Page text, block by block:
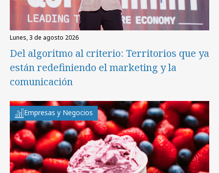
lunes, 3 de agosto 2026
Del algoritmo al criterio: Territorios que ya
están redefiniendo el marketing y la
comunicación
Empresas y Negocios